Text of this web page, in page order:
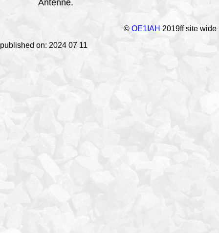
Antenne.
© OE1IAH 2019ff site
published on: 2024 07 11